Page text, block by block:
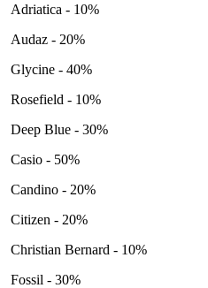
Adriatica - 10%
Audaz - 20%
Glycine - 40%
Rosefield - 10%
Deep Blue - 30%
Casio - 50%
Candino - 20%
Citizen - 20%
Christian Bernard - 10%
Fossil - 30%